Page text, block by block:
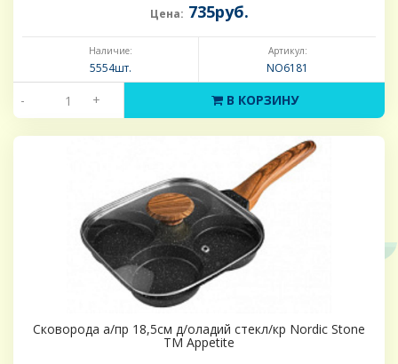
Цена: 735руб.
Наличие:
5554шт.
Артикул:
NO6181
- + В КОРЗИНУ
Сковорода а/пр 18,5см д/оладий стекл/кр Nordic Stone
ТМ Appetite